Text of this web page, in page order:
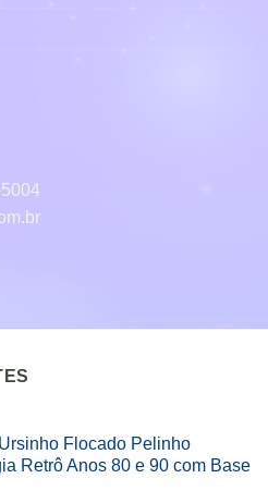
Flocado Pelinho
Retrô Anos 80 e 90 com Base